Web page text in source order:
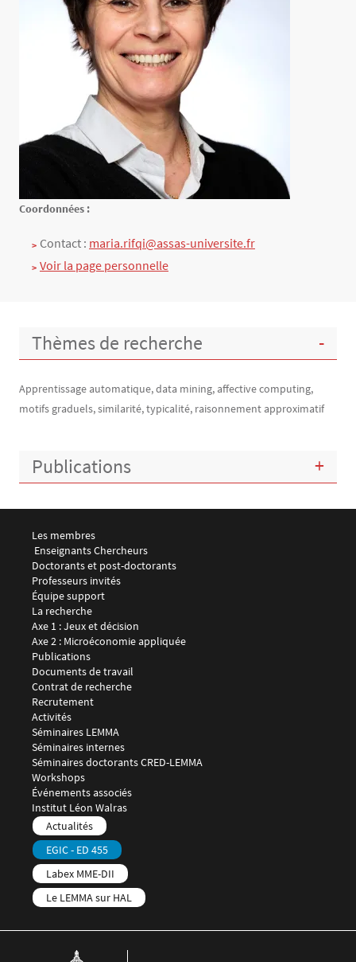
Texte
Coordonnées :
Contact : maria.rifqi@assas-universite.fr
Voir la page personnelle
Thèmes de recherche
Apprentissage automatique, data mining, affective computing,
motifs graduels, similarité, typicalité, raisonnement approximatif
Publications
Menu footer LEMMA 1
Les membres
Enseignants Chercheurs
Doctorants et post-doctorants
Professeurs invités
Équipe support
Menu footer LEMMA 2
La recherche
Axe 1 : Jeux et décision
Axe 2 : Microéconomie appliquée
Publications
Documents de travail
Contrat de recherche
Recrutement
Menu footer LEMMA 3
Activités
Séminaires LEMMA
Séminaires internes
Séminaires doctorants CRED-LEMMA
Workshops
Événements associés
Menu footer LEMMA 4
Institut Léon Walras
Menu footer LEMMA 5
Actualités
EGIC - ED 455
Labex MME-DII
Le LEMMA sur HAL